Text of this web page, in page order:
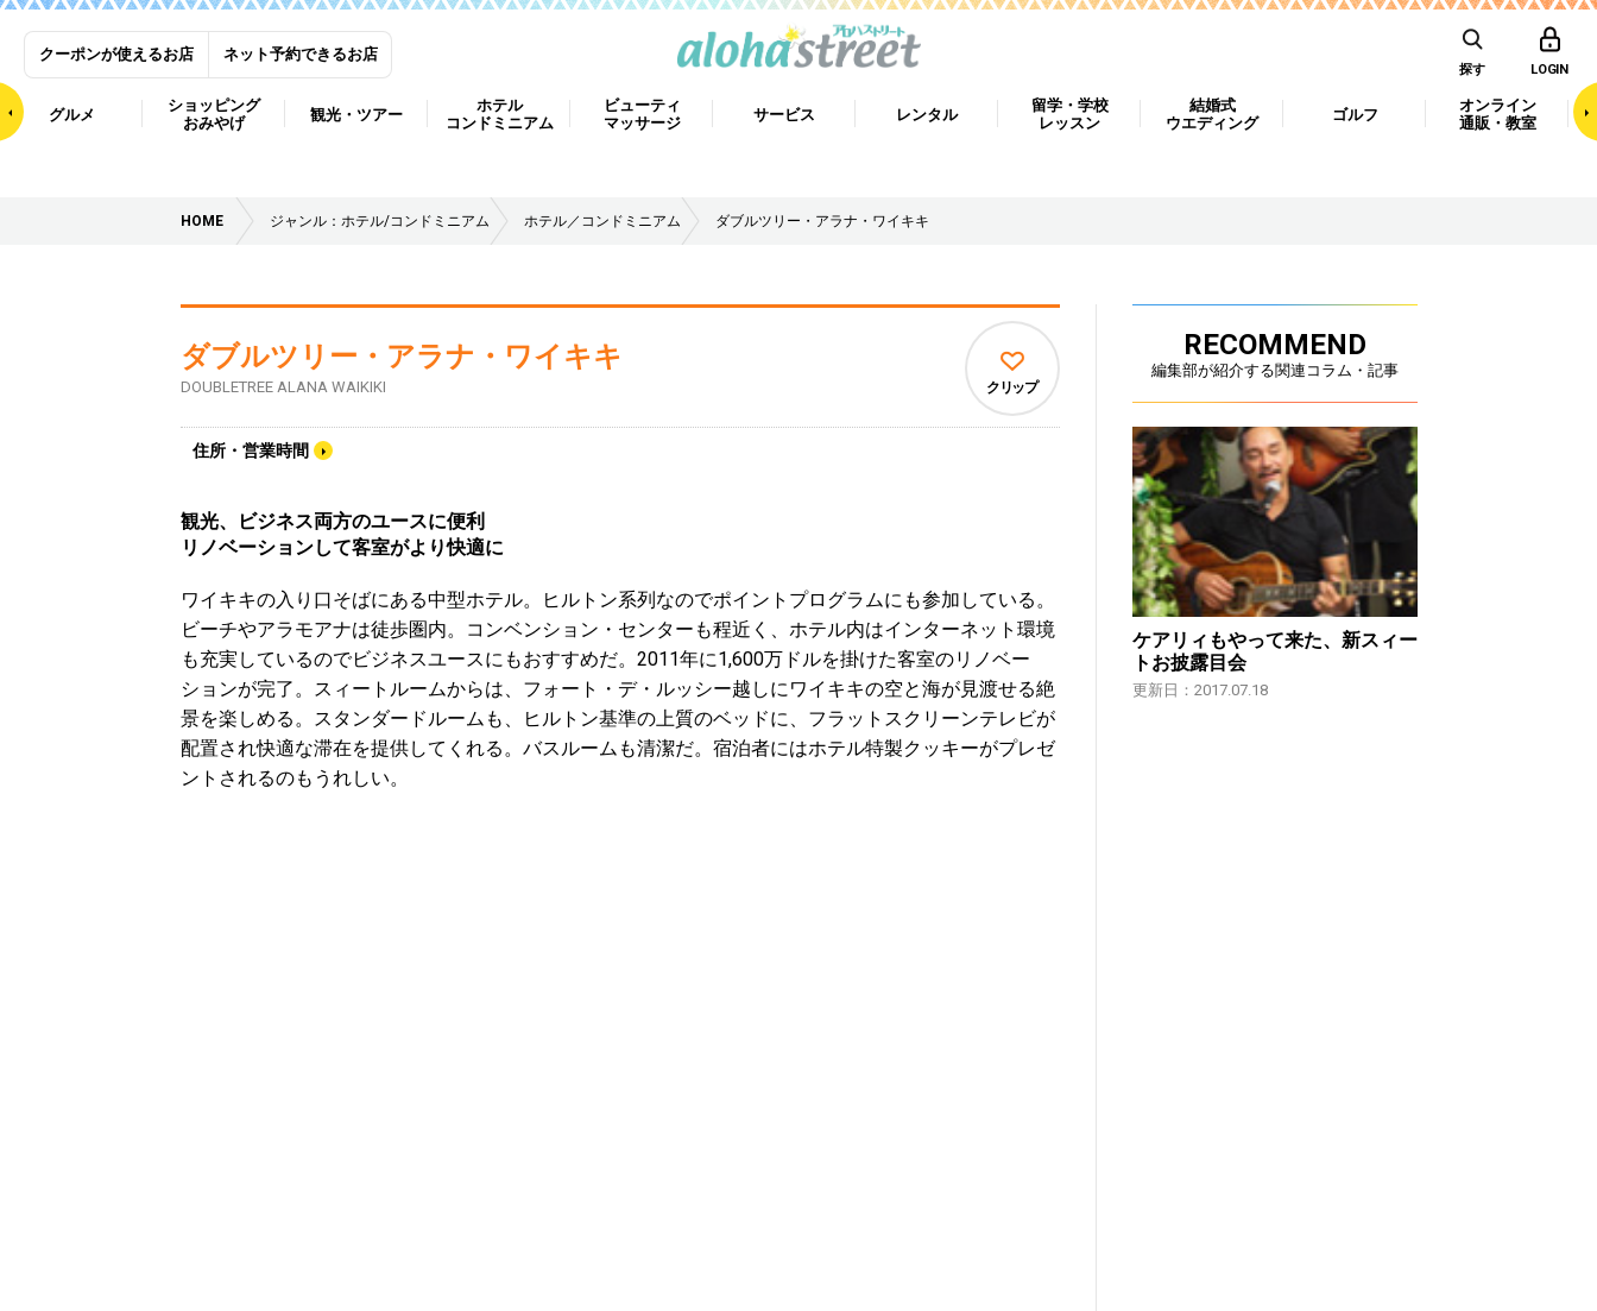
クーポンが使えるお店 ネット予約できるお店
探す LOGIN
グルメ
ショッピング
おみやげ
観光・ツアー
ホテル
コンドミニアム
ビューティ
マッサージ
サービス レンタル
留学・学校
レッスン
結婚式
ウエディング
ゴルフ
オンライン
通販・教室
HOME ジャンル：ホテル/コンドミニアム ホテル／コンドミニアム ダブルツリー・アラナ・ワイキキ
ダブルツリー・アラナ・ワイキキ
DOUBLETREE ALANA WAIKIKI
住所・営業時間
クリップ
観光、ビジネス両方のユースに便利
リノベーションして客室がより快適に
ワイキキの入り口そばにある中型ホテル。ヒルトン系列なのでポイントプログラムにも参加している。
ビーチやアラモアナは徒歩圏内。コンベンション・センターも程近く、ホテル内はインターネット環境
も充実しているのでビジネスユースにもおすすめだ。2011年に1,600万ドルを掛けた客室のリノベー
ションが完了。スィートルームからは、フォート・デ・ルッシー越しにワイキキの空と海が見渡せる絶
景を楽しめる。スタンダードルームも、ヒルトン基準の上質のベッドに、フラットスクリーンテレビが
配置され快適な滞在を提供してくれる。バスルームも清潔だ。宿泊者にはホテル特製クッキーがプレゼ
ントされるのもうれしい。
RECOMMEND
編集部が紹介する関連コラム・記事
ケアリィもやって来た、新スィー
トお披露目会
更新日：2017.07.18